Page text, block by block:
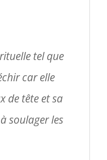
tel que
car elle
de tête et sa
soulager les